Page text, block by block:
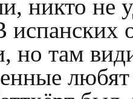
никто не
испанских
но там